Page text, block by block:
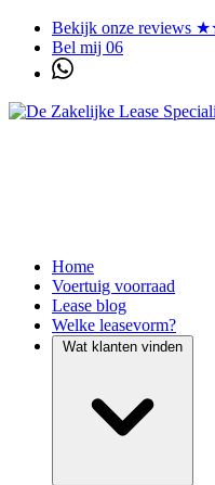
Bekijk onze
Bel mij 06
Home
Voertuig voorraad
Lease blog
Welke leasevorm?
Wat klanten vinden